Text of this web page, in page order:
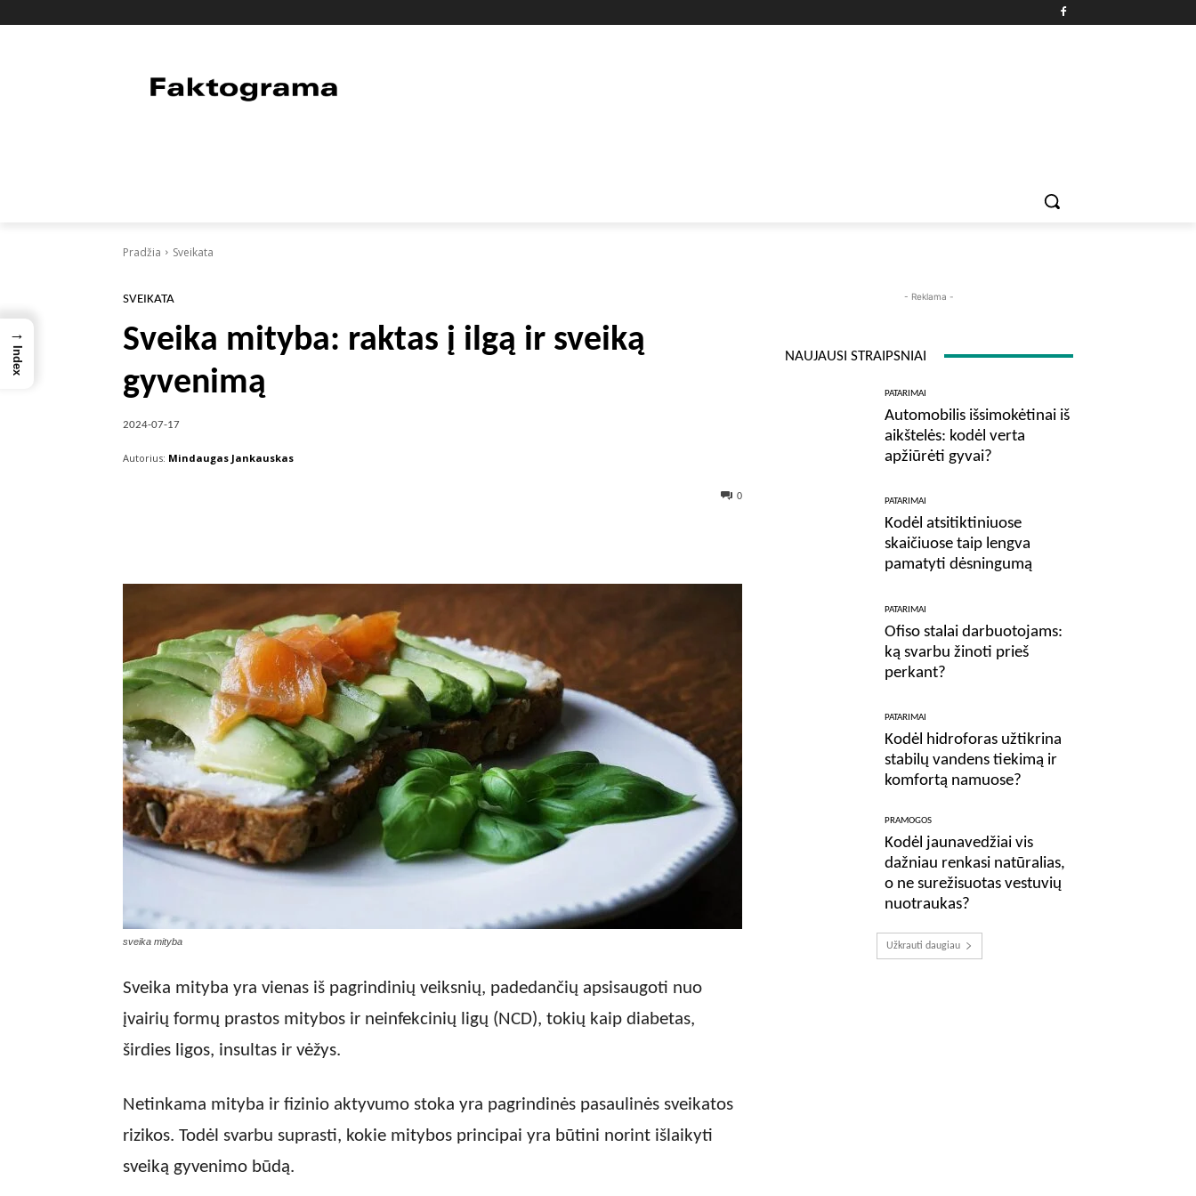
Pradžia Sveikata
SVEIKATA
Sveika mityba: raktas į ilgą ir sveiką
gyvenimą
2024-07-17
Autorius: Mindaugas Jankauskas
0
sveika mityba
Sveika mityba yra vienas iš pagrindinių veiksnių, padedančių apsisaugoti nuo
įvairių formų prastos mitybos ir neinfekcinių ligų (NCD), tokių kaip diabetas,
širdies ligos, insultas ir vėžys.
Netinkama mityba ir fizinio aktyvumo stoka yra pagrindinės pasaulinės sveikatos
rizikos. Todėl svarbu suprasti, kokie mitybos principai yra būtini norint išlaikyti
sveiką gyvenimo būdą.
- Reklama -
NAUJAUSI STRAIPSNIAI
PATARIMAI
Automobilis išsimokėtinai iš
aikštelės: kodėl verta
apžiūrėti gyvai?
PATARIMAI
Kodėl atsitiktiniuose
skaičiuose taip lengva
pamatyti dėsningumą
PATARIMAI
Ofiso stalai darbuotojams:
ką svarbu žinoti prieš
perkant?
PATARIMAI
Kodėl hidroforas užtikrina
stabilų vandens tiekimą ir
komfortą namuose?
PRAMOGOS
Kodėl jaunavedžiai vis
dažniau renkasi natūralias,
o ne surežisuotas vestuvių
nuotraukas?
Užkrauti daugiau
→
Index